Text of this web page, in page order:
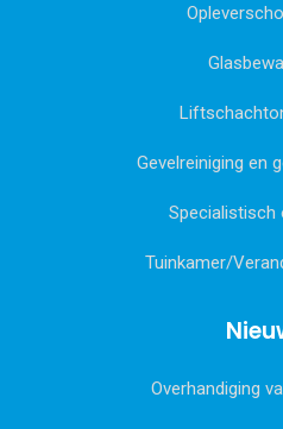
Gevelreiniging en
Specialistisch
Tuinkamer/
Overhandiging